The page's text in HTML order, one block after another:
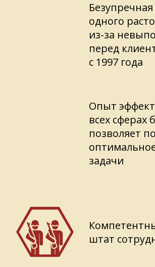
одного
из-за
перед
с 1997 года
Опыт
всех сферах
позволяет
задачи
штат